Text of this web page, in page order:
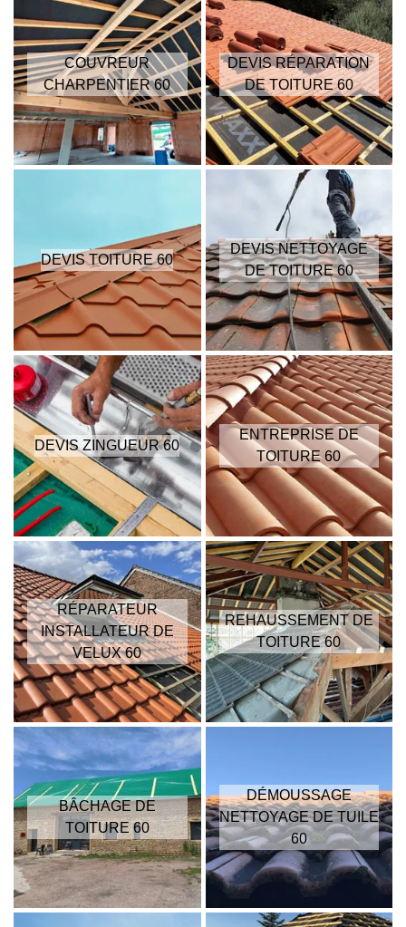
COUVREUR
CHARPENTIER 60
DEVIS RÉPARATION
DE TOITURE 60
DEVIS TOITURE 60
DEVIS NETTOYAGE
DE TOITURE 60
DEVIS ZINGUEUR 60
ENTREPRISE DE
TOITURE 60
RÉPARATEUR
INSTALLATEUR DE
VELUX 60
REHAUSSEMENT DE
TOITURE 60
BÂCHAGE DE
TOITURE 60
DÉMOUSSAGE
NETTOYAGE DE TUILE
60